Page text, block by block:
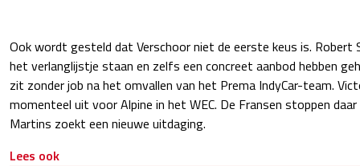
Ook wordt gesteld dat Verschoor niet de eerste keus is. Robert
het verlanglijstje staan en zelfs een concreet aanbod hebben
zit zonder job na het omvallen van het Prema IndyCar-team.
momenteel uit voor Alpine in het WEC. De Fransen stoppen
Martins zoekt een nieuwe uitdaging.
Lees ook